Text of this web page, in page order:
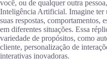
você, ou de qualquer outra
Inteligência Artificial. Imagine ter
suas respostas, comportamentos,
em diferentes situações. Essa
variedade de propósitos, como
cliente, personalização de
interativas inovadoras.